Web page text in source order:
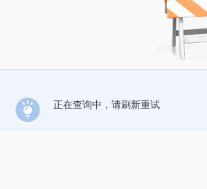
正在查询中，请刷新重试